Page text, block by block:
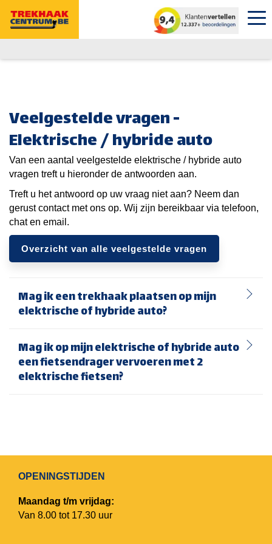
Veelgestelde vragen -
Elektrische / hybride auto
Van een aantal veelgestelde elektrische / hybride auto
vragen treft u hieronder de antwoorden aan.
Treft u het antwoord op uw vraag niet aan? Neem dan
gerust contact met ons op. Wij zijn bereikbaar via telefoon,
chat en email.
Overzicht van alle veelgestelde vragen
Mag ik een trekhaak plaatsen op mijn
elektrische of hybride auto?
Mag ik op mijn elektrische of hybride auto
een fietsendrager vervoeren met 2
elektrische fietsen?
OPENINGSTIJDEN
Maandag t/m vrijdag:
Van 8.00 tot 17.30 uur